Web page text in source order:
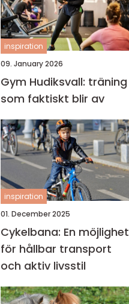
inspiration
09. January 2026
Gym Hudiksvall: träning
som faktiskt blir av
inspiration
01. December 2025
Cykelbana: En möjlighet
för hållbar transport
och aktiv livsstil